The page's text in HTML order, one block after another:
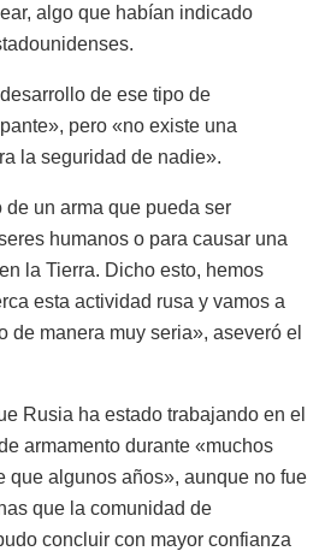
algo que habían indicado
de ese tipo de
pero «no existe una
la seguridad de nadie».
un arma que pueda ser
humanos o para causar una
la Tierra. Dicho esto, hemos
esta actividad rusa y vamos a
de manera muy seria», aseveró el
Rusia ha estado trabajando en el
armamento durante «muchos
que algunos años», aunque no fue
que la comunidad de
concluir con mayor confianza